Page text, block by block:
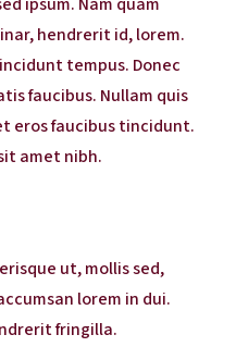
hendrerit id, lorem.
tempus. Donec
faucibus. Nullam quis
eros faucibus tincidunt.
amet nibh.
ut, mollis sed,
lorem in dui.
fringilla.